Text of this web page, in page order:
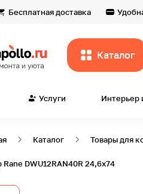
Бесплатная доставка
Каталог
Услуги Интерьер
Каталог Товары для
DWU12RAN40R 24,6х74